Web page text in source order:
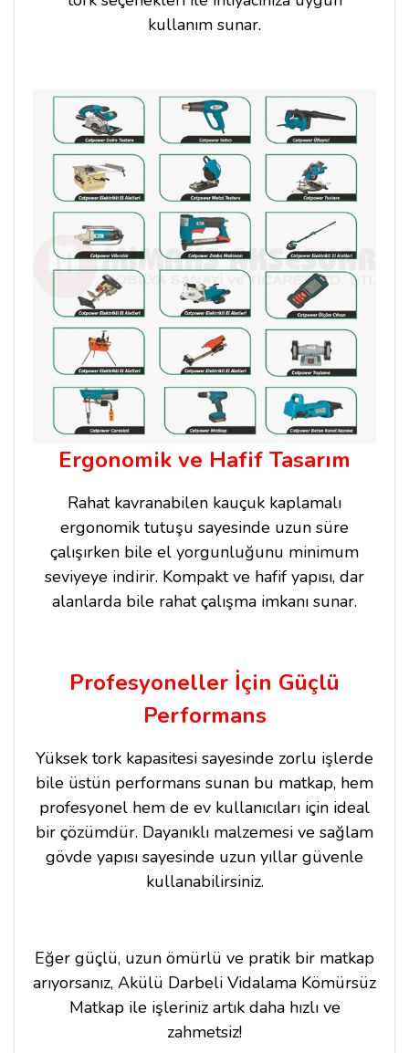
kullanım sunar.
Ergonomik ve Hafif Tasarım
Rahat kavranabilen kauçuk kaplamalı
ergonomik tutuşu sayesinde uzun süre
çalışırken bile el yorgunluğunu minimum
seviyeye indirir. Kompakt ve hafif yapısı, dar
alanlarda bile rahat çalışma imkanı sunar.
Profesyoneller İçin Güçlü
Performans
Yüksek tork kapasitesi sayesinde zorlu işlerde
bile üstün performans sunan bu matkap, hem
profesyonel hem de ev kullanıcıları için ideal
bir çözümdür. Dayanıklı malzemesi ve sağlam
gövde yapısı sayesinde uzun yıllar güvenle
kullanabilirsiniz.
Eğer güçlü, uzun ömürlü ve pratik bir matkap
arıyorsanız, Akülü Darbeli Vidalama Kömürsüz
Matkap ile işleriniz artık daha hızlı ve
zahmetsiz!